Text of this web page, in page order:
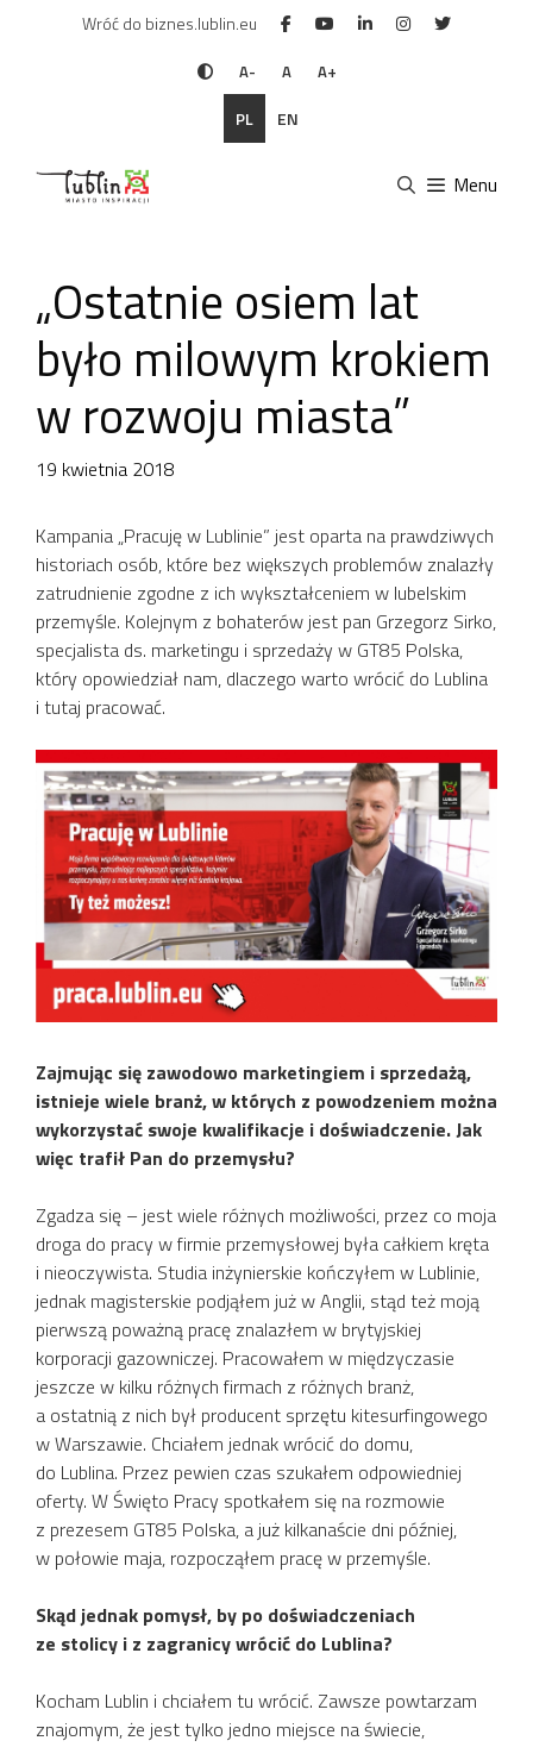
Wróć do biznes.lublin.eu
A- A A+
PL EN
Menu
„Ostatnie osiem lat
było milowym krokiem
w rozwoju miasta”
19 kwietnia 2018
Kampania „Pracuję w Lublinie” jest oparta na prawdziwych
historiach osób, które bez większych problemów znalazły
zatrudnienie zgodne z ich wykształceniem w lubelskim
przemyśle. Kolejnym z bohaterów jest pan Grzegorz Sirko,
specjalista ds. marketingu i sprzedaży w GT85 Polska,
który opowiedział nam, dlaczego warto wrócić do Lublina
i tutaj pracować.
Zajmując się zawodowo marketingiem i sprzedażą,
istnieje wiele branż, w których z powodzeniem można
wykorzystać swoje kwalifikacje i doświadczenie. Jak
więc trafił Pan do przemysłu?
Zgadza się – jest wiele różnych możliwości, przez co moja
droga do pracy w firmie przemysłowej była całkiem kręta
i nieoczywista. Studia inżynierskie kończyłem w Lublinie,
jednak magisterskie podjąłem już w Anglii, stąd też moją
pierwszą poważną pracę znalazłem w brytyjskiej
korporacji gazowniczej. Pracowałem w międzyczasie
jeszcze w kilku różnych firmach z różnych branż,
a ostatnią z nich był producent sprzętu kitesurfingowego
w Warszawie. Chciałem jednak wrócić do domu,
do Lublina. Przez pewien czas szukałem odpowiedniej
oferty. W Święto Pracy spotkałem się na rozmowie
z prezesem GT85 Polska, a już kilkanaście dni później,
w połowie maja, rozpocząłem pracę w przemyśle.
Skąd jednak pomysł, by po doświadczeniach
ze stolicy i z zagranicy wrócić do Lublina?
Kocham Lublin i chciałem tu wrócić. Zawsze powtarzam
znajomym, że jest tylko jedno miejsce na świecie,